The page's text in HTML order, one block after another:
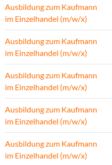
Ausbildung zum Kaufmann
im Einzelhandel (m/w/x)
Ausbildung zum Kaufmann
im Einzelhandel (m/w/x)
Ausbildung zum Kaufmann
im Einzelhandel (m/w/x)
Ausbildung zum Kaufmann
im Einzelhandel (m/w/x)
Ausbildung zum Kaufmann
im Einzelhandel (m/w/x)